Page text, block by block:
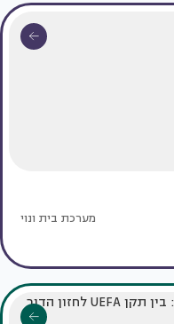
מערכת בית ונוי